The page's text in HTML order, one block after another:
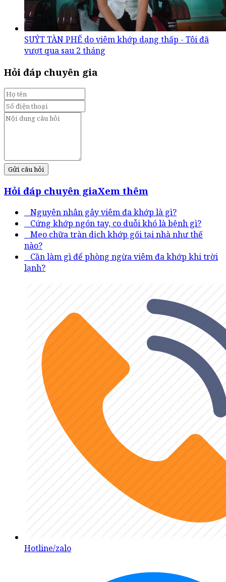
SUÝT TÀN PHẾ do viêm khớp dạng thấp - Tôi đã
vượt qua sau 2 tháng
Hỏi đáp chuyên gia
Gửi câu hỏi
Hỏi đáp chuyên giaXem thêm
Nguyên nhân gây viêm đa khớp là gì?
Cứng khớp ngón tay, co duỗi khó là bệnh gì?
Mẹo chữa tràn dịch khớp gối tại nhà như thế
nào?
Cần làm gì để phòng ngừa viêm đa khớp khi trời
lạnh?
Hotline/zalo